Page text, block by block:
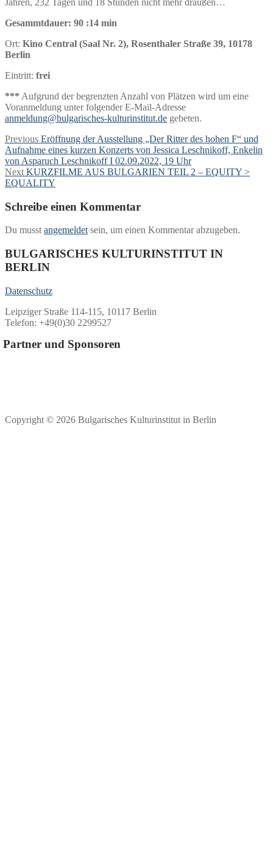
Gesammtdauer: 90 :14 min
Ort: Kino Central (Saal Nr. 2), Rosenthaler Straße 39, 10178
Berlin
Eintritt: frei
*** Aufgrund der begrenzten Anzahl von Plätzen wird um eine
Voranmeldung unter folgender E-Mail-Adresse
anmeldung@bulgarisches-kulturinstitut.de gebeten.
Beitragsnavigation
Previous Previous
post:
Eröffnung der Ausstellung „Der Ritter des hohen F“ und
Aufnahme eines kurzen Konzerts von Jessica Leschnikoff, Enkelin
von Asparuch Leschnikoff I 02.09.2022, 19 Uhr
Next Next
post:
KURZFILME AUS BULGARIEN TEIL 2 – EQUITY >
EQUALITY
Schreibe einen Kommentar
Du musst angemeldet sein, um einen Kommentar abzugeben.
BULGARISCHES KULTURINSTITUT IN
BERLIN
Datenschutz
Leipziger Straße 114-115, 10117 Berlin
Telefon: +49(0)30 2299527
Partner und Sponsoren
Copyright © 2026 Bulgarisches Kulturinstitut in Berlin